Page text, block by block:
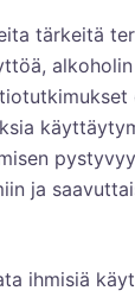
tärkeitä
ja
ihmisiä